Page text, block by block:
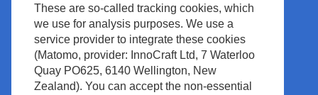
These are so-called tracking cookies, which
we use for analysis purposes. We use a
service provider to integrate these cookies
(Matomo, provider: InnoCraft Ltd, 7 Waterloo
Quay PO625, 6140 Wellington, New
Zealand). You can accept the non-essential
Contact Politique du Site
Waste Management